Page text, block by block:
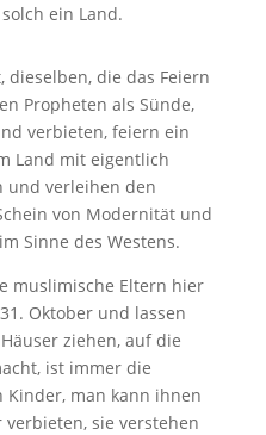
ein Land.
die das Feiern
Propheten als Sünde,
verbieten, feiern ein
Land mit eigentlich
und verleihen den
von Modernität und
Sinne des Westens.
muslimische Eltern hier
Oktober und lassen
ziehen, auf die
ist immer die
Kinder, man kann ihnen
sie verstehen